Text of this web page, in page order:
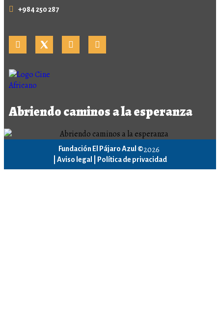
+984 250 287
Abriendo caminos a la esperanza
Fundación El Pájaro Azul ©2026
Aviso legal | Política de privacidad